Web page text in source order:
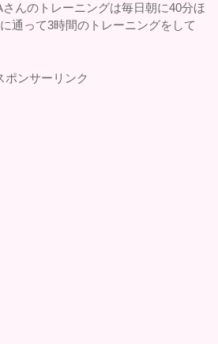
んのトレーニングは毎日朝に40分ほ
通って3時間のトレーニングをして
ポンサーリンク